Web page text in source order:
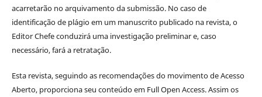
acarretarão no arquivamento da submissão. No caso de
identificação de plágio em um manuscrito publicado na revista, o
Editor Chefe conduzirá uma investigação preliminar e, caso
necessário, fará a retratação.
Esta revista, seguindo as recomendações do movimento de Acesso
Aberto, proporciona seu conteúdo em Full Open Access. Assim os